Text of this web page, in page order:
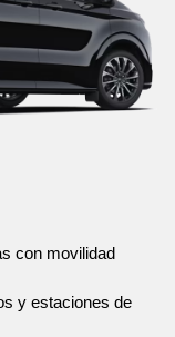
con movilidad
y estaciones de